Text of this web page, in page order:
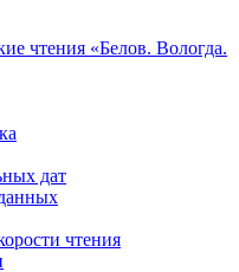
чтения «Белов. Вологда.
дат
чтения